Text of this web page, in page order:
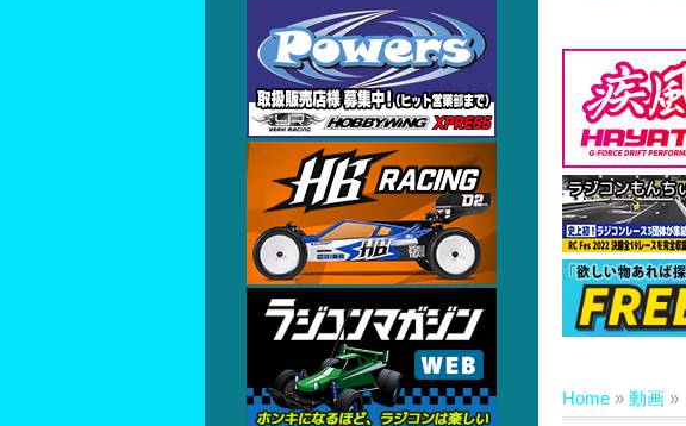
Home » 動画 »